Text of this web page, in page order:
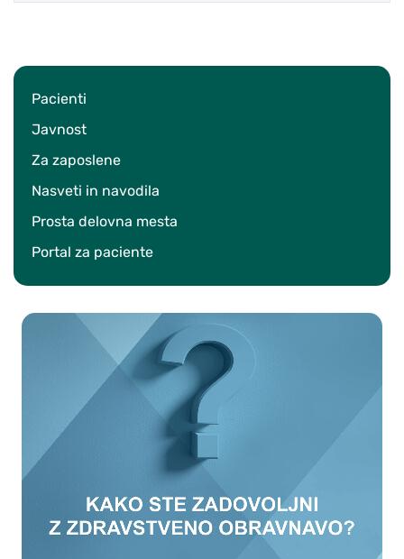
Pacienti
Javnost
Za zaposlene
Nasveti in navodila
Prosta delovna mesta
Portal za paciente